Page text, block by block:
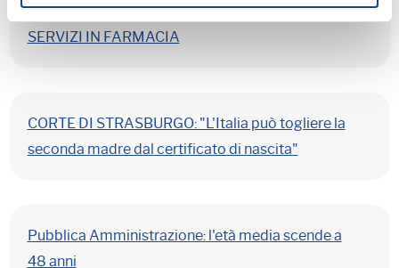
SEMPLIFICAZIONI DIGITALI PER SCUOLE E
SERVIZI IN FARMACIA
CORTE DI STRASBURGO: "L'Italia può togliere la
seconda madre dal certificato di nascita"
Pubblica Amministrazione: l'età media scende a
48 anni